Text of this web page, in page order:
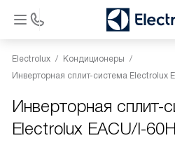
Electrolux
Кондиционеры
Инверторная сплит-система Electrolux
Инверторная сплит-
Electrolux EACU/I-